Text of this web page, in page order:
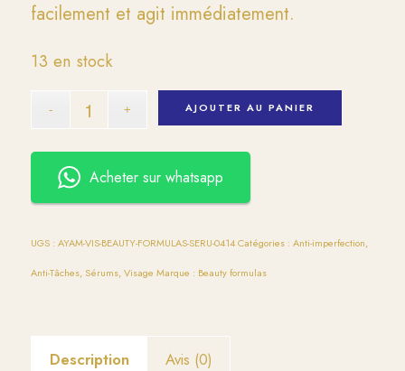
facilement et agit immédiatement.
13 en stock
AJOUTER AU PANIER
Acheter sur whatsapp
UGS : AYAM-VIS-BEAUTY-FORMULAS-SERU-0414 Catégories : Anti-imperfection,
Anti-Tâches, Sérums,Visage Marque : Beauty formulas
Description Avis (0)